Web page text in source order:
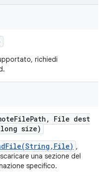
richiedi
FilePath ,
File dest
long size)
,
una sezione del
specifico.